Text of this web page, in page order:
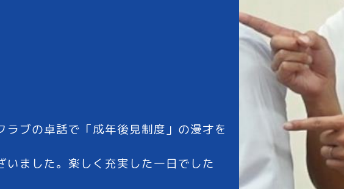
ブの卓話で「成年後見制度」の漫才を
ました。楽しく充実した一日でした